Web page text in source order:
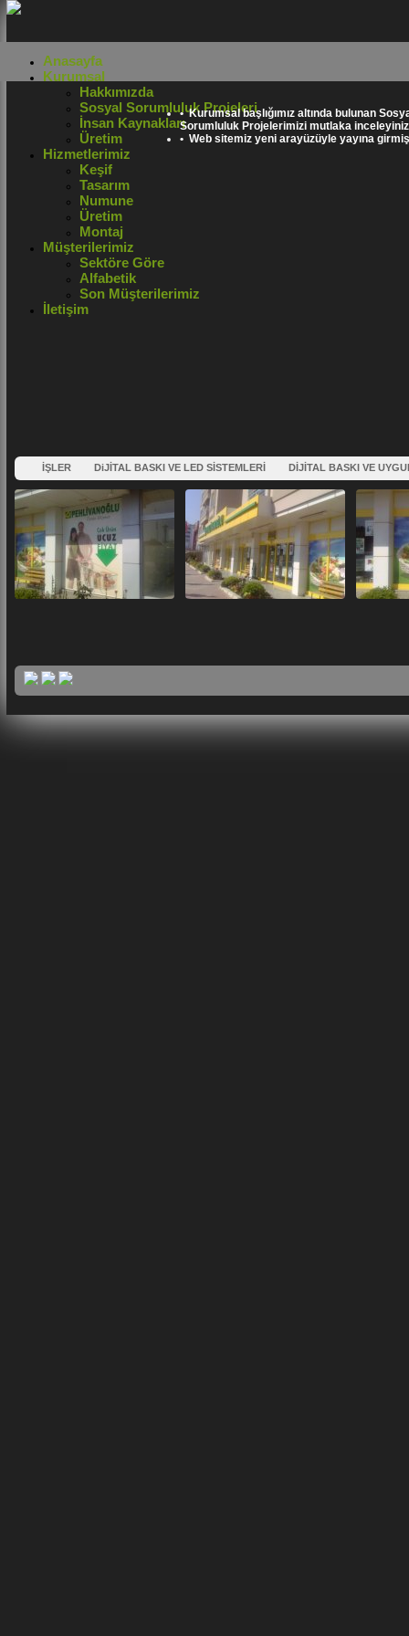
Anasayfa
Kurumsal
Hakkımızda
Sosyal Sorumluluk Projeleri
İnsan Kaynakları
Üretim
Hizmetlerimiz
Keşif
Tasarım
Numune
Üretim
Montaj
Müşterilerimiz
Sektöre Göre
Alfabetik
Son Müşterilerimiz
İletişim
• Kurumsal başlığımız altında bulunan
Sorumluluk Projelerimizi mutlaka
• Web sitemiz yeni arayüzüyle yayına
İŞLER DiJİTAL BASKI VE LED SİSTEMLERİ DİJİTAL BASKI VE